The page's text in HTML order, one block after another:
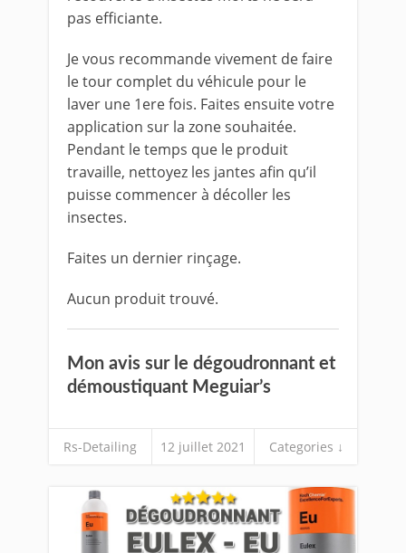
pas efficiante.
Je vous recommande vivement de faire
le tour complet du véhicule pour le
laver une 1ere fois. Faites ensuite votre
application sur la zone souhaitée.
Pendant le temps que le produit
travaille, nettoyez les jantes afin qu’il
puisse commencer à décoller les
insectes.
Faites un dernier rinçage.
Aucun produit trouvé.
Mon avis sur le dégoudronnant et
démoustiquant Meguiar’s
Rs-Detailing 12 juillet 2021 Categories ↓